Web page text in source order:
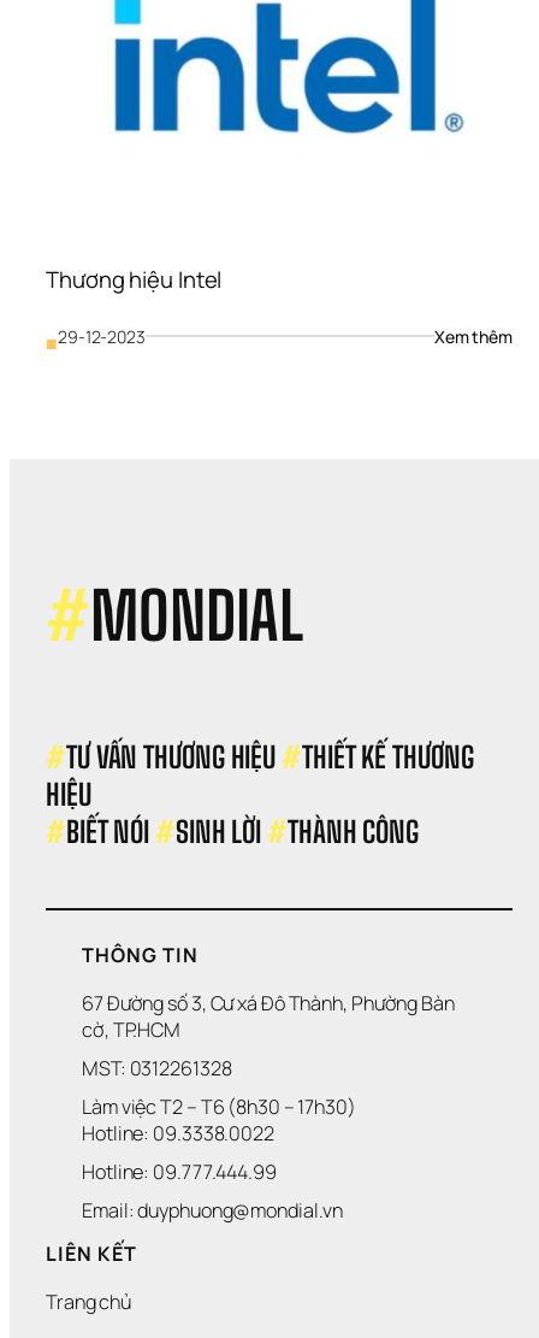
Thương hiệu Intel
■29-12-2023 Xem thêm:
#MONDIAL
#TƯ VẤN THƯƠNG HIỆU #THIẾT KẾ THƯƠNG
HIỆU
#BIẾT NÓI #SINH LỜI #THÀNH CÔNG
THÔNG TIN
67 Đường số 3, Cư xá Đô Thành, Phường Bàn
cờ, TP.HCM
MST: 0312261328
Làm việc T2 – T6 (8h30 – 17h30)
Hotline: 09.3338.0022
Hotline: 09.777.444.99
Email: duyphuong@mondial.vn
LIÊN KẾT
Trang chủ